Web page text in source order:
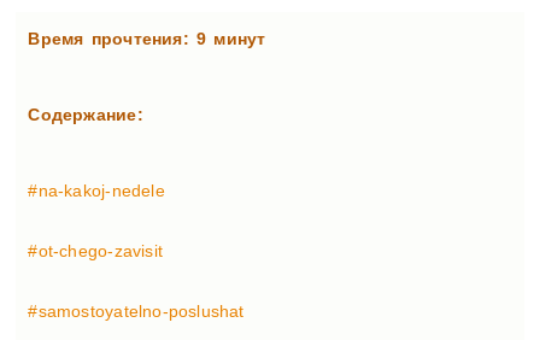
Время прочтения: 9 минут
Содержание:
#na-kakoj-nedele
#ot-chego-zavisit
#samostoyatelno-poslushat